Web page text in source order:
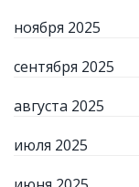
ноября 2025
сентября 2025
августа 2025
июля 2025